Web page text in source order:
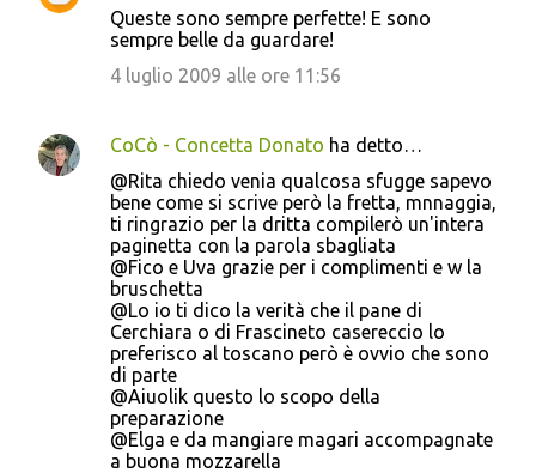
Queste sono sempre perfette! E sono
sempre belle da guardare!
4 luglio 2009 alle ore 11:56
CoCò - Concetta Donato ha detto…
@Rita chiedo venia qualcosa sfugge sapevo
bene come si scrive però la fretta, mnnaggia,
ti ringrazio per la dritta compilerò un'intera
paginetta con la parola sbagliata
@Fico e Uva grazie per i complimenti e w la
bruschetta
@Lo io ti dico la verità che il pane di
Cerchiara o di Frascineto casereccio lo
preferisco al toscano però è ovvio che sono
di parte
@Aiuolik questo lo scopo della
preparazione
@Elga e da mangiare magari accompagnate
a buona mozzarella